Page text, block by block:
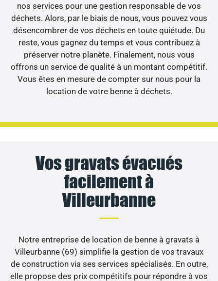
nos services pour une gestion responsable de vos
déchets. Alors, par le biais de nous, vous pouvez vous
désencombrer de vos déchets en toute quiétude. Du
reste, vous gagnez du temps et vous contribuez à
préserver notre planète. Finalement, nous vous
offrons un service de qualité à un montant compétitif.
Vous êtes en mesure de compter sur nous pour la
location de votre benne à déchets.
Vos gravats évacués
facilement à
Villeurbanne
Notre entreprise de location de benne à gravats à
Villeurbanne (69) simplifie la gestion de vos travaux
de construction via ses services spécialisés. En outre,
elle propose des prix compétitifs pour répondre à vos